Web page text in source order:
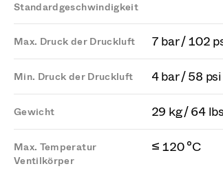
Standardgeschwindigkeit
Max. Druck der Druckluft 7 bar / 102
Min. Druck der Druckluft 4 bar / 58 psi
Gewicht 29 kg / 64 lbs
Max. Temperatur
Ventilkörper
≤ 120 °C